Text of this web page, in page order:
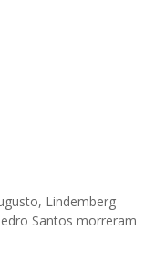
Lindemberg
Santos morreram